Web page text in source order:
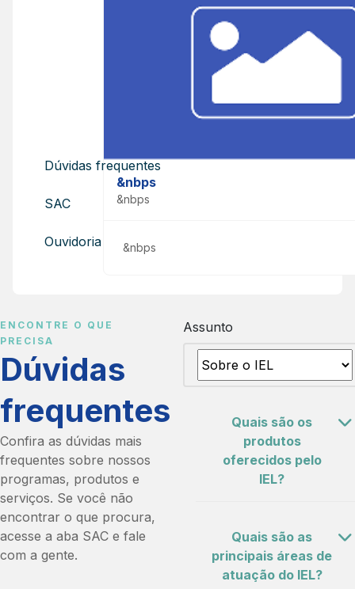
&nbps
&nbps
&nbps
gente, vamos
ajudar você
sobre nossos produtos e serviços.
Dúvidas frequentes
SAC
Ouvidoria
ENCONTRE O QUE
PRECISA
Dúvidas
frequentes
Confira as dúvidas mais
frequentes sobre nossos
programas, produtos e
serviços. Se você não
encontrar o que procura,
acesse a aba SAC e fale
com a gente.
Assunto
Quais são os
produtos
oferecidos pelo
IEL?
programas e iniciativas
que promovem a
capacitação e a
Quais são as
principais áreas de
atuação do IEL?